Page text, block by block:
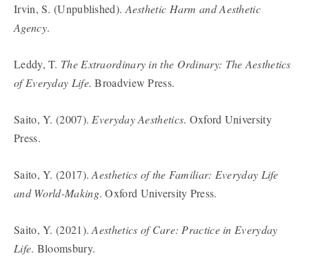
Irvin, S. (Unpublished). Aesthetic Harm and Aesthetic
Agency.
Leddy, T. The Extraordinary in the Ordinary: The Aesthetics
of Everyday Life. Broadview Press.
Saito, Y. (2007). Everyday Aesthetics. Oxford University
Press.
Saito, Y. (2017).Aesthetics of the Familiar: Everyday Life
and World-Making. Oxford University Press.
Saito, Y. (2021).Aesthetics of Care: Practice in Everyday
Life. Bloomsbury.